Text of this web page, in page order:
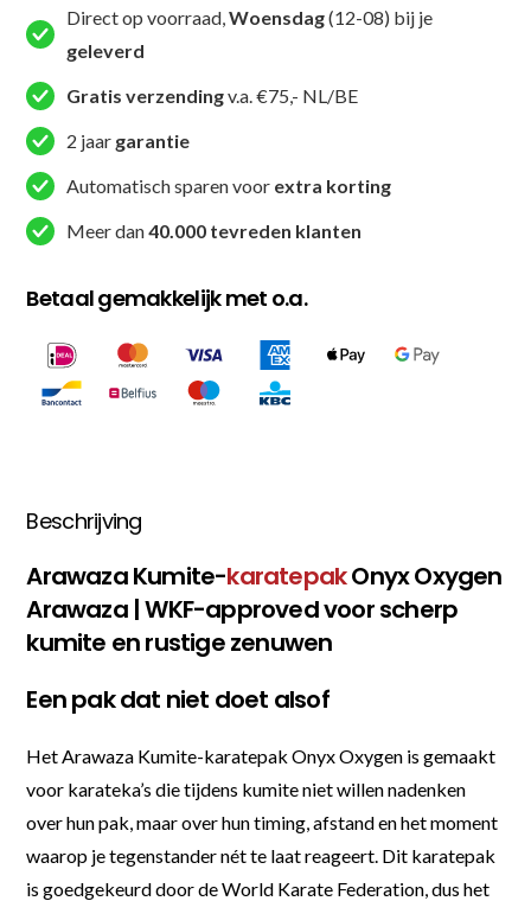
Oxygen
Wit
aantal
Direct op voorraad,Woensdag(12-08) bij je
geleverd
Gratis verzendingv.a. €75,- NL/BE
2 jaar garantie
Automatisch sparen voor extra korting
Meer dan40.000 tevreden klanten
Betaal gemakkelijk met o.a.
Beschrijving
Arawaza Kumite-karatepakOnyx Oxygen
Arawaza | WKF-approved voor scherp
kumite en rustige zenuwen
Een pak dat niet doet alsof
Het Arawaza Kumite-karatepak Onyx Oxygen is gemaakt
voor karateka’s die tijdens kumite niet willen nadenken
over hun pak, maar over hun timing, afstand en het moment
waarop je tegenstander nét te laat reageert. Dit karatepak
is goedgekeurd door de World Karate Federation, dus het